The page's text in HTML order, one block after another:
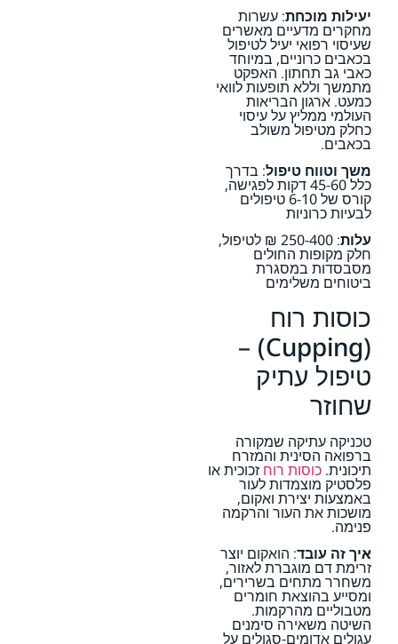
יעילות מוכחת: עשרות
מחקרים מדעיים מאשרים
שעיסוי רפואי יעיל לטיפול
בכאבים כרוניים, במיוחד
כאבי גב תחתון. האפקט
מתמשך וללא תופעות לוואי
כמעט. ארגון הבריאות
העולמי ממליץ על עיסוי
כחלק מטיפול משולב
בכאבים.
משך וטווח טיפול: בדרך
כלל 45-60 דקות לפגישה,
קורס של 6-10 טיפולים
לבעיות כרוניות
עלות
: 250-400 ₪ לטיפול,
חלק מקופות החולים
מסבסדות במסגרת
ביטוחים משלימים
כוסות רוח
(Cupping) –
טיפול עתיק
שחוזר
טכניקה עתיקה שמקורה
ברפואה הסינית והמזרח
תיכונית. כוסות רוח זכוכית או
פלסטיק מוצמדות לעור
באמצעות יצירת ואקום,
מושכות את העור והרקמה
פנימה.
איך זה עובד: הואקום יוצר
זרימת דם מוגברת לאזור,
משחרר מתחים בשרירים,
ומסייע בהוצאת חומרים
מטבוליים מהרקמות.
השיטה משאירה סימנים
עגולים אדומים-סגולים על